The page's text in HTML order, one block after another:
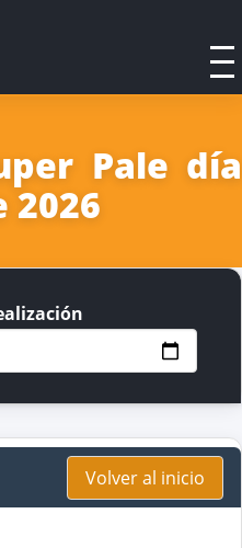
Pale día
2026
Volver al inicio